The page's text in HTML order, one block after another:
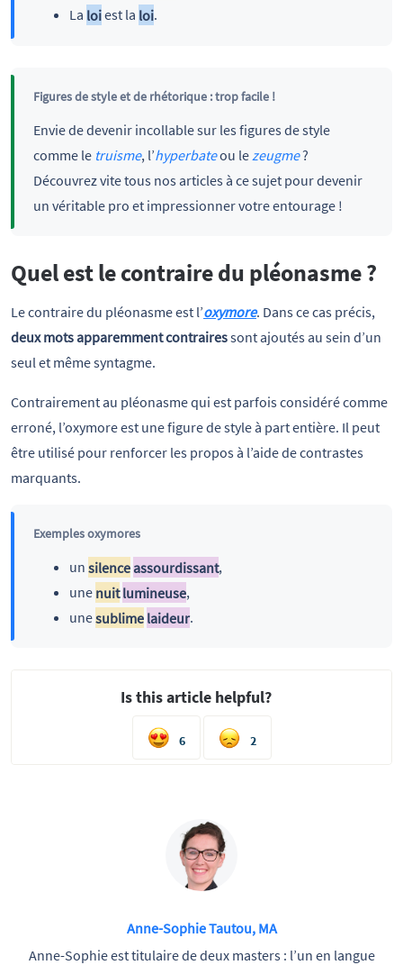
La loiest la loi.
Figures de style et de rhétorique : trop facile !
Envie de devenir incollable sur les figures de style
comme le truisme, l’hyperbateou lezeugme?
Découvrez vite tous nos articles à ce sujet pour devenir
un véritable pro et impressionner votre entourage !
Quel est le contraire du pléonasme ?
Le contraire du pléonasme est l’oxymore. Dans ce cas précis,
deux mots apparemment contrairessont ajoutés au sein d’un
seul et même syntagme.
Contrairement au pléonasme qui est parfois considéré comme
erroné, l’oxymore est une figure de style à part entière. Il peut
être utilisé pour renforcer les propos à l’aide de contrastes
marquants.
Exemples oxymores
un silenceassourdissant,
une nuit lumineuse,
unesublime laideur.
Is this article helpful?
6 2
Anne-Sophie Tautou, MA
Anne-Sophie est titulaire de deux masters : l’un en langue